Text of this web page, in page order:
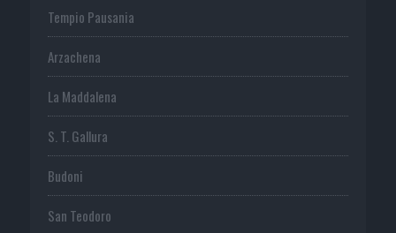
Tempio Pausania
Arzachena
La Maddalena
S. T. Gallura
Budoni
San Teodoro